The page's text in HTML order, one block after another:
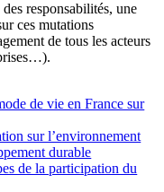
responsabilités, une
ces mutations
de tous les acteurs
de vie en France sur
sur l’environnement
durable
de la participation du